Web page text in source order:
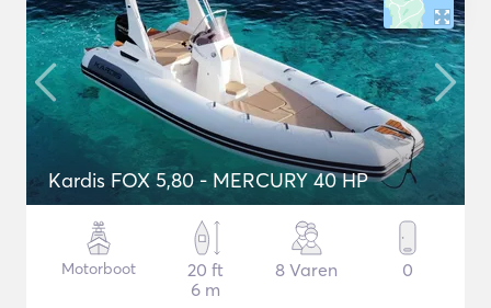
Kardis FOX 5,80 - MERCURY 40 HP
Motorboot
20 ft
6 m
8 Varen 0